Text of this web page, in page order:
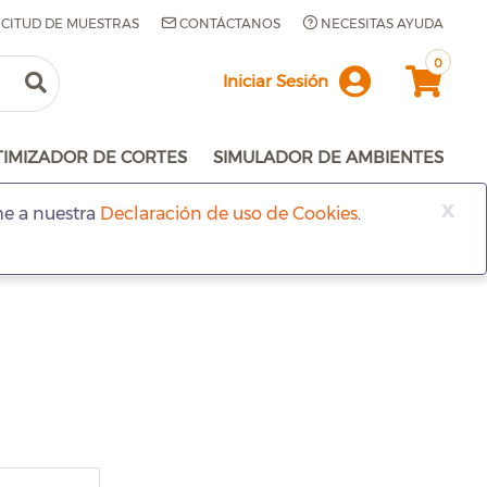
DE MUESTRAS CONTÁCTANOS NECESITAS AYUDA
Iniciar Sesión
0
DE CORTES SIMULADOR DE AMBIENTES
x
a nuestra Declaración de uso de Cookies.